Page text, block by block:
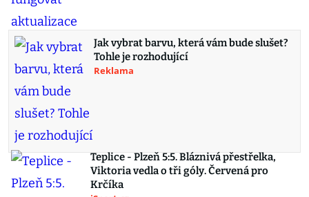
Jak vybrat barvu, která vám bude slušet?
Tohle je rozhodující
Reklama
Teplice - Plzeň 5:5. Bláznivá přestřelka,
Viktoria vedla o tři góly. Červená pro
Krčíka